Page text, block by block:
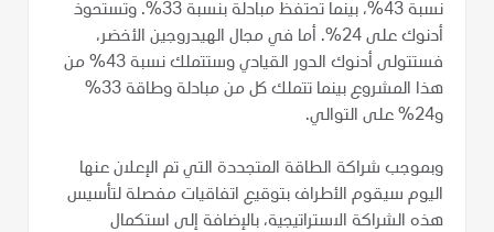
نسبة 43%، بينما تحتفظ مبادلة بنسبة 33%. وتستحوذ
أدنوك على 24%. أما في مجال الهيدروجين الأخضر،
فستتولى أدنوك الدور القيادي وستتملك نسبة 43% من
هذا المشروع بينما تتملك كل من مبادلة وطاقة 33%
و24% على التوالي.
وبموجب شراكة الطاقة المتجددة التي تم الإعلان عنها
اليوم سيقوم الأطراف بتوقيع اتفاقيات مفصلة لتأسيس
هذه الشراكة الاستراتيجية، بالإضافة إلى استكمال